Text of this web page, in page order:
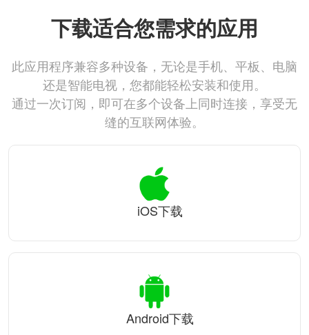
下载适合您需求的应用
此应用程序兼容多种设备，无论是手机、平板、电脑
还是智能电视，您都能轻松安装和使用。
通过一次订阅，即可在多个设备上同时连接，享受无
缝的互联网体验。
iOS下载
Android下载